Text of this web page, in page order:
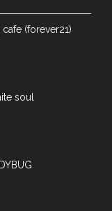
(forever21)
soul